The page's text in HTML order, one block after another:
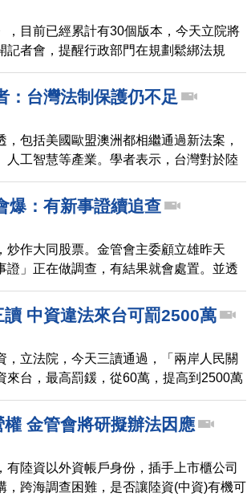
，目前已經累計有30個版本，今天立院將
記者會，提醒行政部門在規劃鬆綁法規
，防止「假外資、真中資」趁機入侵。 江
表示陸資龍峰國際利用加拿大籍人頭戶，
商，買大同股票，龍峰對大同總持股一度
會更多。
：台灣法制保護仍不足
包括美國歐盟澳洲都相繼通過新法案，
人工智慧等產業。學者表示，台灣對於陸
心技術的法制保護，仍有不足，呼籲可加
避投資審查。
爆：有新事證續追查
炒作大同股票。金管會主委顧立雄昨天
證」正在做調查，有結果就會處置。並透
檢舉，表示還有其他陸資，透過不同帳戶
包括 兆豐銀行洗錢案，和永豐金控 違法
中資違法來台可罰2500萬
，立法院，今天三讀通過，「兩岸人民關
來台，最高罰鍰，從60萬，提高到2500萬
由主管機關訂定裁罰基準。
金管會將研擬辦法因應
有陸資以外資帳戶身份，插手上市櫃公司
，跨海調查困難，是否讓陸資(中資)有機可